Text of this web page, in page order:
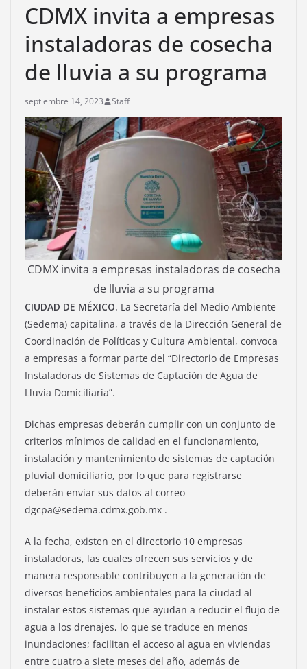
CDMX invita a empresas
instaladoras de cosecha
de lluvia a su programa
septiembre 14, 2023 Staff
CDMX invita a empresas instaladoras de cosecha
de lluvia a su programa
CIUDAD DE MÉXICO. La Secretaría del Medio Ambiente
(Sedema) capitalina, a través de la Dirección General de
Coordinación de Políticas y Cultura Ambiental, convoca
a empresas a formar parte del “Directorio de Empresas
Instaladoras de Sistemas de Captación de Agua de
Lluvia Domiciliaria”.
Dichas empresas deberán cumplir con un conjunto de
criterios mínimos de calidad en el funcionamiento,
instalación y mantenimiento de sistemas de captación
pluvial domiciliario, por lo que para registrarse
deberán enviar sus datos al correo
dgcpa@sedema.cdmx.gob.mx .
A la fecha, existen en el directorio 10 empresas
instaladoras, las cuales ofrecen sus servicios y de
manera responsable contribuyen a la generación de
diversos beneficios ambientales para la ciudad al
instalar estos sistemas que ayudan a reducir el flujo de
agua a los drenajes, lo que se traduce en menos
inundaciones; facilitan el acceso al agua en viviendas
entre cuatro a siete meses del año, además de